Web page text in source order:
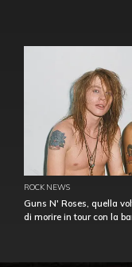
ROCK NEWS
Guns N' Roses, quella
di morire in tour con la